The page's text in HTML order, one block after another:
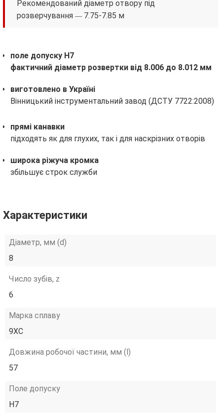
Рекомендований діаметр отвору під
розверчування —7.75-7.85 м
поле допуску H7
фактичний діаметр розвертки від 8.006 до 8.012 мм
виготовлено в Україні
Вінницький інструментальний завод (ДСТУ 7722:2008)
прямі канавки
підходять як для глухих, так і для наскрізних отворів
широка ріжуча кромка
збільшує строк служби
Характеристики
Діаметр, мм (d)
8
Число зубів, z
6
Марка сплаву
9ХС
Довжина робочої частини, мм (l)
57
Поле допуску
H7